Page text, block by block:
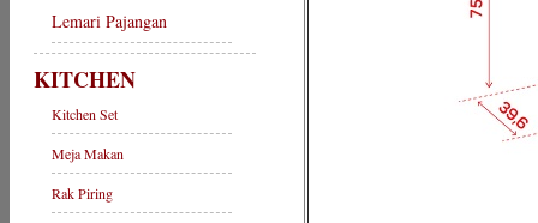
Lemari Pajangan
KITCHEN
Kitchen Set
Meja Makan
Rak Piring